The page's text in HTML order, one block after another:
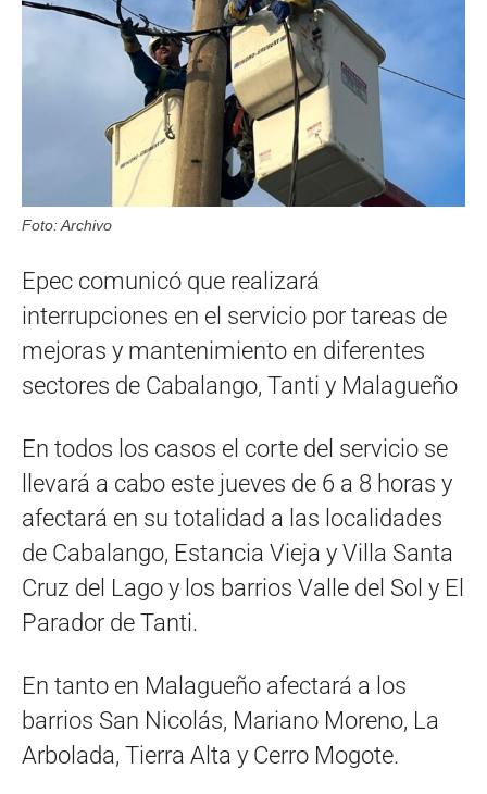
Foto: Archivo
Epec comunicó que realizará
interrupciones en el servicio por tareas de
mejoras y mantenimiento en diferentes
sectores de Cabalango, Tanti y Malagueño
En todos los casos el corte del servicio se
llevará a cabo este jueves de 6 a 8 horas y
afectará en su totalidad a las localidades
de Cabalango, Estancia Vieja y Villa Santa
Cruz del Lago y los barrios Valle del Sol y El
Parador de Tanti.
En tanto en Malagueño afectará a los
barrios San Nicolás, Mariano Moreno, La
Arbolada, Tierra Alta y Cerro Mogote.